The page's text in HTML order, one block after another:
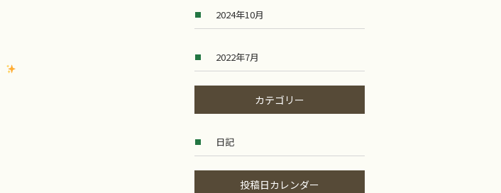
2024年10月
2022年7月
カテゴリー
日記
投稿日カレンダー